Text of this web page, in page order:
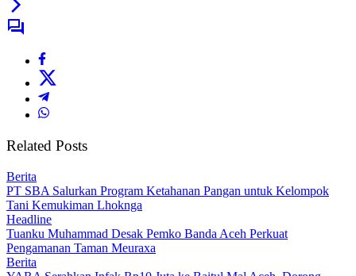
Related Posts
Berita
PT SBA Salurkan Program Ketahanan Pangan untuk Kelompok
Tani Kemukiman Lhoknga
Headline
Tuanku Muhammad Desak Pemko Banda Aceh Perkuat
Pengamanan Taman Meuraxa
Berita